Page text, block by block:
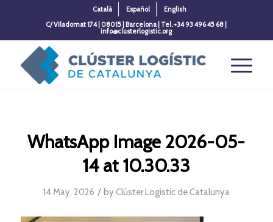
Català Español
English
C/ Viladomat 174 | 08015 | Barcelona | Tel. +34 93 496 45 68 |
info@clusterlogistic.org
WhatsApp Image 2026-05-
14 at 10.30.33
14 May, 2026 / byClúster Logístic de Catalunya